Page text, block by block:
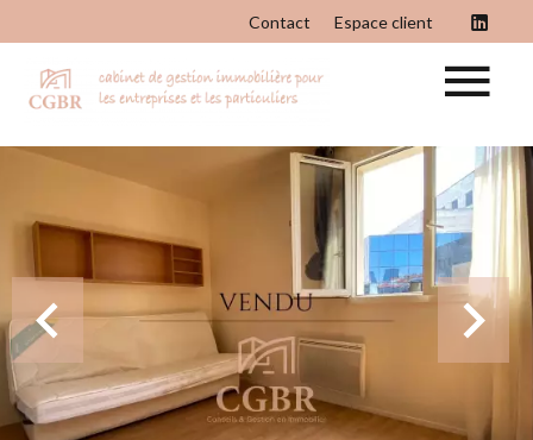
Contact Espace client